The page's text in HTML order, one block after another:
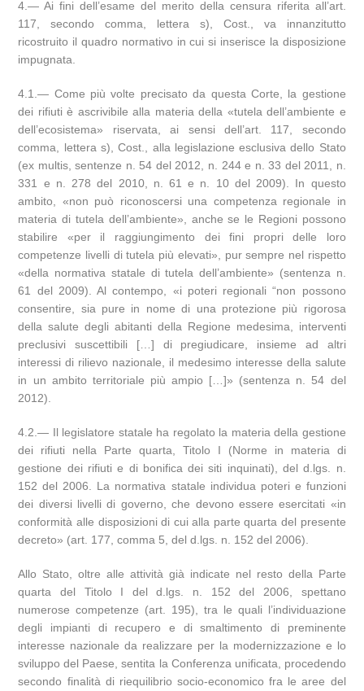
4.— Ai fini dell’esame del merito della censura riferita all’art.
117, secondo comma, lettera s), Cost., va innanzitutto
ricostruito il quadro normativo in cui si inserisce la disposizione
impugnata.
4.1.— Come più volte precisato da questa Corte, la gestione
dei rifiuti è ascrivibile alla materia della «tutela dell’ambiente e
dell’ecosistema» riservata, ai sensi dell’art. 117, secondo
comma, lettera s), Cost., alla legislazione esclusiva dello Stato
(ex multis, sentenze n. 54 del 2012, n. 244 e n. 33 del 2011, n.
331 e n. 278 del 2010, n. 61 e n. 10 del 2009). In questo
ambito, «non può riconoscersi una competenza regionale in
materia di tutela dell’ambiente», anche se le Regioni possono
stabilire «per il raggiungimento dei fini propri delle loro
competenze livelli di tutela più elevati», pur sempre nel rispetto
«della normativa statale di tutela dell’ambiente» (sentenza n.
61 del 2009). Al contempo, «i poteri regionali “non possono
consentire, sia pure in nome di una protezione più rigorosa
della salute degli abitanti della Regione medesima, interventi
preclusivi suscettibili […] di pregiudicare, insieme ad altri
interessi di rilievo nazionale, il medesimo interesse della salute
in un ambito territoriale più ampio […]» (sentenza n. 54 del
2012).
4.2.— Il legislatore statale ha regolato la materia della gestione
dei rifiuti nella Parte quarta, Titolo I (Norme in materia di
gestione dei rifiuti e di bonifica dei siti inquinati), del d.lgs. n.
152 del 2006. La normativa statale individua poteri e funzioni
dei diversi livelli di governo, che devono essere esercitati «in
conformità alle disposizioni di cui alla parte quarta del presente
decreto» (art. 177, comma 5, del d.lgs. n. 152 del 2006).
Allo Stato, oltre alle attività già indicate nel resto della Parte
quarta del Titolo I del d.lgs. n. 152 del 2006, spettano
numerose competenze (art. 195), tra le quali l’individuazione
degli impianti di recupero e di smaltimento di preminente
interesse nazionale da realizzare per la modernizzazione e lo
sviluppo del Paese, sentita la Conferenza unificata, procedendo
secondo finalità di riequilibrio socio-economico fra le aree del